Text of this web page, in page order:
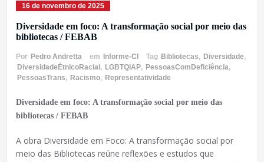
16 de novembro de 2025
Diversidade em foco: A transformação social por meio das
bibliotecas / FEBAB
Por Pedro Andretta em Informe-CI Tag Bibliotecas, Diversidade,
DiversidadeÉtnicoRacial , LGBTQIAP, PessoasComDeficiência,
PessoasTrans, Racismo, Representatividade
Diversidade em foco: A transformação social por meio das
bibliotecas / FEBAB
A obra Diversidade em Foco: A transformação social por
meio das Bibliotecas reúne reflexões e estudos que